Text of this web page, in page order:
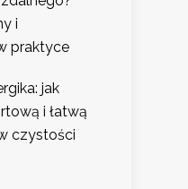
i
praktyce
jak
i łatwą
czystości